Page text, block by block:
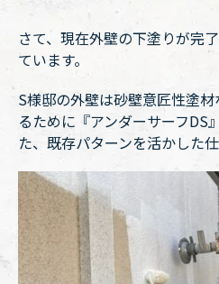
さて、現在外壁の下塗りが完
ています。
S様邸の外壁は砂壁意匠性塗
るために『アンダーサーフDS
た、既存パターンを活かした